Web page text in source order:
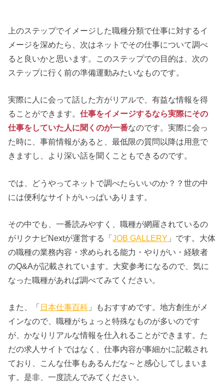
上のステップでイメージした職種分類で仕事に対するイ
メージを深めたら、次はネットでその仕事について調べ
ると良いかと思います。このステップでの目的は、次の
ステップに行く前の準備運動みたいなものです。
実際に人に会って話した方がリアルで、有益な情報を得
ることができます。仕事をイメージするなら実際にその
仕事をしていた人に聞くのが一番なのです。実際に会っ
た時に、事前情報があると、最低限の質問以降は用意で
きますし、より深い話を聞くこともできるのです。
では、どうやってネットで調べたらいいのか？？世の中
には便利なサイトがいっぱいあります。
その中でも、一番読みやすく、職種が網羅されているの
がリクナビNextが運営する「JOB GALLERY 」です。大体
の職種の業務内容・求められる能力・やりがい・経験者
のQ&Aが記載されています。大変参考になるので、気に
なった職種があれば調べてみてください。
また、「 日本仕事百科 」もおすすめです。地方創生がメ
インなので、職種がちょっと特殊なものが多いのです
が、かなりリアルな情報を仕入れることができます。た
だの求人サイトではなく、仕事内容が事細かに記載され
ており、こんな仕事もあるんだな～と感心してしまいま
す。是非、一度読んでみてください。